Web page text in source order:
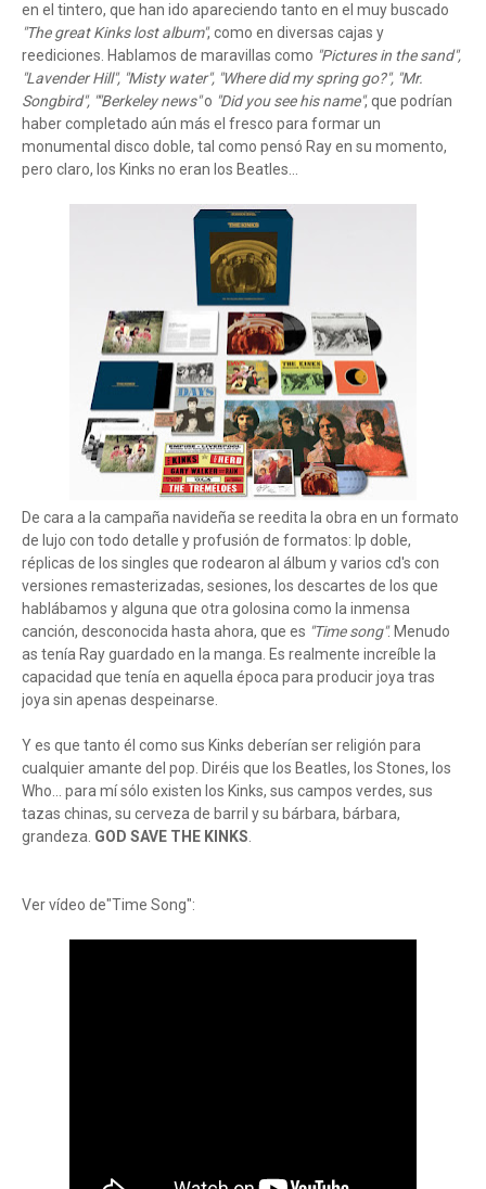
en el tintero, que han ido apareciendo tanto en el muy buscado
"The great Kinks lost album", como en diversas cajas y
reediciones. Hablamos de maravillas como "Pictures in the sand",
"Lavender Hill", "Misty water", "Where did my spring go?", "Mr.
Songbird", ""Berkeley news"o "Did you see his name", que podrían
haber completado aún más el fresco para formar un
monumental disco doble, tal como pensó Ray en su momento,
pero claro, los Kinks no eran los Beatles...
De cara a la campaña navideña se reedita la obra en un formato
de lujo con todo detalle y profusión de formatos: lp doble,
réplicas de los singles que rodearon al álbum y varios cd's con
versiones remasterizadas, sesiones, los descartes de los que
hablábamos y alguna que otra golosina como la inmensa
canción, desconocida hasta ahora, que es "Time song". Menudo
as tenía Ray guardado en la manga. Es realmente increíble la
capacidad que tenía en aquella época para producir joya tras
joya sin apenas despeinarse.
Y es que tanto él como sus Kinks deberían ser religión para
cualquier amante del pop. Diréis que los Beatles, los Stones, los
Who... para mí sólo existen los Kinks, sus campos verdes, sus
tazas chinas, su cerveza de barril y su bárbara, bárbara,
grandeza. GOD SAVE THE KINKS.
Ver vídeo de"Time Song":